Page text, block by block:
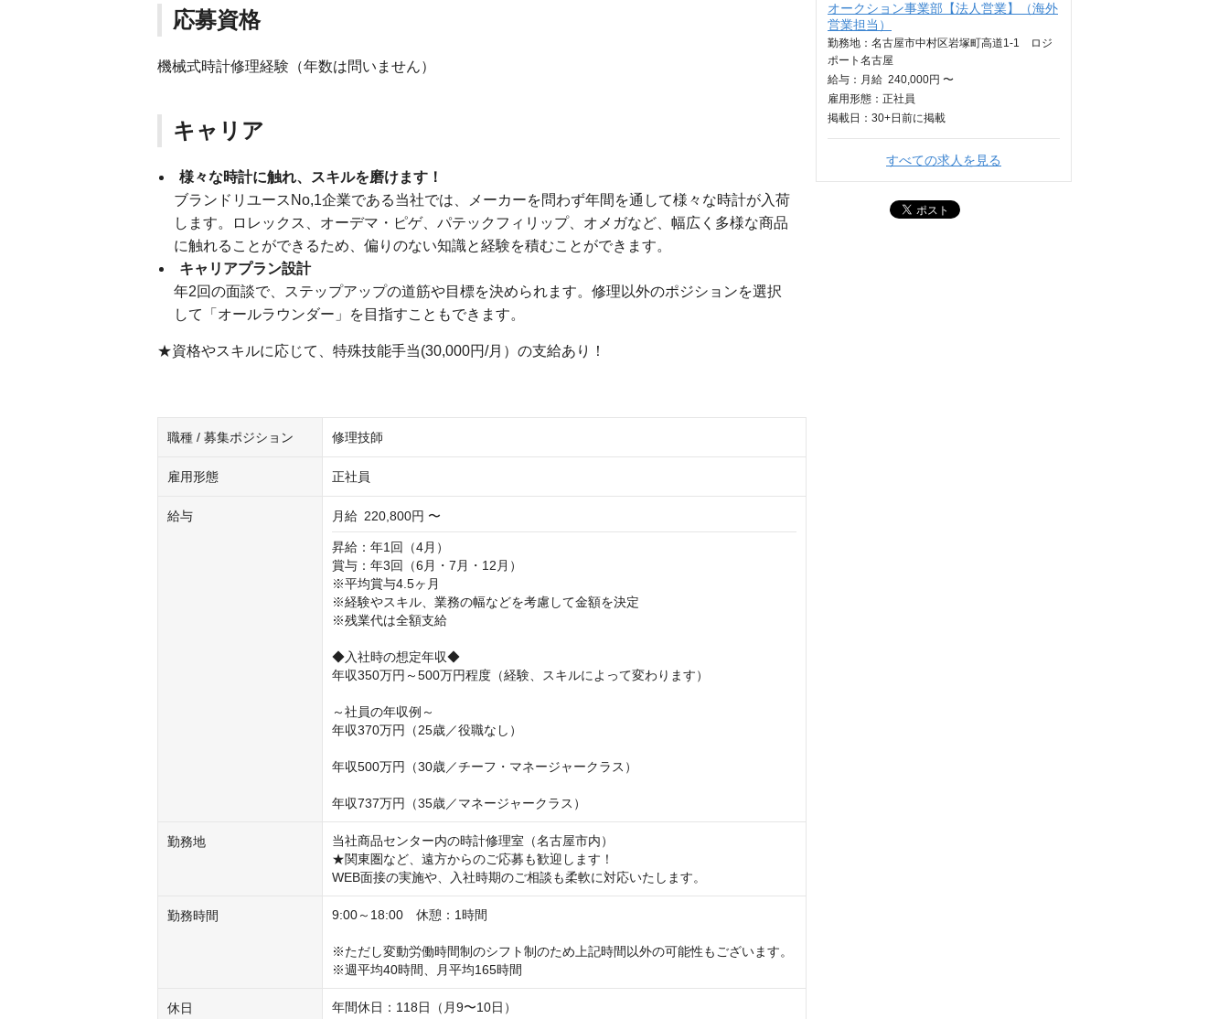
応募資格
機械式時計修理経験（年数は問いません）
キャリア
様々な時計に触れ、スキルを磨けます！
ブランドリユースNo,1企業である当社では、メーカーを問わず年間を通して様々な時計が入荷
します。ロレックス、オーデマ・ピゲ、パテックフィリップ、オメガなど、幅広く多様な商品
に触れることができるため、偏りのない知識と経験を積むことができます。
キャリアプラン設計
年2回の面談で、ステップアップの道筋や目標を決められます。修理以外のポジションを選択
して「オールラウンダー」を目指すこともできます。
★資格やスキルに応じて、特殊技能手当(30,000円/月）の支給あり！
職種 / 募集ポジション 修理技師
雇用形態 正社員
給与 月給 220,800円 〜
昇給：年1回（4月）
賞与：年3回（6月・7月・12月）
※平均賞与4.5ヶ月
※経験やスキル、業務の幅などを考慮して金額を決定
※残業代は全額支給
◆入社時の想定年収◆
年収350万円～500万円程度（経験、スキルによって変わります）
～社員の年収例～
年収370万円（25歳／役職なし）
年収500万円（30歳／チーフ・マネージャークラス）
年収737万円（35歳／マネージャークラス）
勤務地
当社商品センター内の時計修理室（名古屋市内）
★関東圏など、遠方からのご応募も歓迎します！
WEB面接の実施や、入社時期のご相談も柔軟に対応いたします。
勤務時間 9:00～18:00　休憩：1時間
※ただし変動労働時間制のシフト制のため上記時間以外の可能性もございます。
※週平均40時間、月平均165時間
休日
年間休日：118日（月9〜10日）
オークション事業部【法人営業】（海外
営業担当）
勤務地：名古屋市中村区岩塚町高道1-1 ロジ
ポート名古屋
給与： 月給 240,000円 〜
雇用形態：正社員
掲載日： 30+日 前に掲載
すべての求人を見る